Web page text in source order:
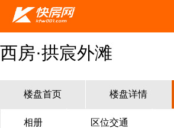
西房·拱宸外滩
楼盘首页 楼盘详情
相册 区位交通